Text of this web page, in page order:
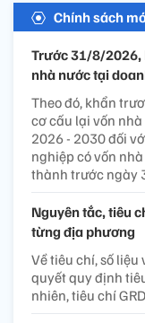
Chính sách
Trước 31/8/2026,
nhà nước tại
Theo đó, khẩn
cơ cấu lại vốn
2026 - 2030 đối
nghiệp có vốn
thành trước ngày
Nguyên tắc, tiêu
từng địa phương
Về tiêu chí, số
quyết quy định
nhiên, tiêu chí